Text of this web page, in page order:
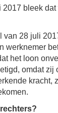
2017 bleek
van 28 juli
werknemer
het loon
omdat
kracht,